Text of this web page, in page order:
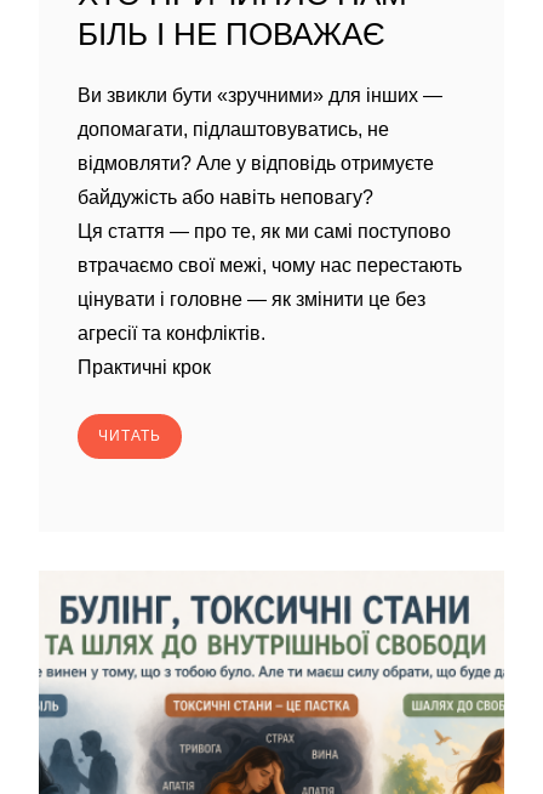
БІЛЬ І НЕ ПОВАЖАЄ
Ви звикли бути «зручними» для інших —
допомагати, підлаштовуватись, не
відмовляти? Але у відповідь отримуєте
байдужість або навіть неповагу?
Ця стаття — про те, як ми самі поступово
втрачаємо свої межі, чому нас перестають
цінувати і головне — як змінити це без
агресії та конфліктів.
Практичні крок
ЧИТАТЬ